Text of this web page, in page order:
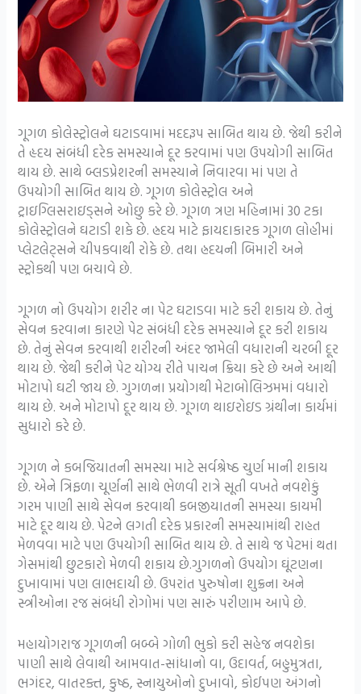
ગૂગળ કોલેસ્ટ્રોલને ઘટાડવામાં મદદરૂપ સાબિત થાય છે. જેથી કરીને
તે હૃદય સંબંધી દરેક સમસ્યાને દૂર કરવામાં પણ ઉપયોગી સાબિત
થાય છે. સાથે બ્લડપ્રેશરની સમસ્યાને નિવારવા માં પણ તે
ઉપયોગી સાબિત થાય છે. ગૂગળ કોલેસ્ટ્રોલ અને
ટ્રાઇગ્લિસરાઇડ્સને ઓછુ કરે છે. ગૂગળ ત્રણ મહિનામાં 30 ટકા
કોલેસ્ટ્રોલને ઘટાડી શકે છે. હ્રદય માટે ફાયદાકારક ગૂગળ લોહીમાં
પ્લેટલેટ્સને ચીપકવાથી રોકે છે. તથા હ્રદયની બિમારી અને
સ્ટ્રોકથી પણ બચાવે છે.
ગૂગળ નો ઉપયોગ શરીર ના પેટ ઘટાડવા માટે કરી શકાય છે. તેનું
સેવન કરવાના કારણે પેટ સંબંધી દરેક સમસ્યાને દૂર કરી શકાય
છે. તેનું સેવન કરવાથી શરીરની અંદર જામેલી વધારાની ચરબી દૂર
થાય છે. જેથી કરીને પેટ યોગ્ય રીતે પાચન ક્રિયા કરે છે અને આથી
મોટાપો ઘટી જાય છે. ગુગળના પ્રયોગથી મેટાબોલિઝમમાં વધારો
થાય છે. અને મોટાપો દૂર થાય છે. ગૂગળ થાઇરોઇડ ગ્રંથીના કાર્યમાં
સુધારો કરે છે.
ગૂગળ ને કબજિયાતની સમસ્યા માટે સર્વશ્રેષ્ઠ ચુર્ણ માની શકાય
છે. એને ત્રિફળા ચૂર્ણની સાથે ભેળવી રાત્રે સૂતી વખતે નવશેકું
ગરમ પાણી સાથે સેવન કરવાથી કબજીયાતની સમસ્યા કાયમી
માટે દૂર થાય છે. પેટને લગતી દરેક પ્રકારની સમસ્યામાંથી રાહત
મેળવવા માટે પણ ઉપયોગી સાબિત થાય છે. તે સાથે જ પેટમાં થતા
ગેસમાંથી છુટકારો મેળવી શકાય છે.ગુગળનો ઉપયોગ ઘૂંટણના
દુખાવામાં પણ લાભદાયી છે. ઉપરાંત પુરુષોના શુક્રના અને
સ્ત્રીઓના રજ સંબંધી રોગોમાં પણ સારું પરીણામ આપે છે.
મહાયોગરાજ ગૂગળની બબ્બે ગોળી ભુકો કરી સહેજ નવશેકા
પાણી સાથે લેવાથી આમવાત-સાંધાનો વા, ઉદાવર્ત, બહુમુત્રતા,
ભગંદર, વાતરક્ત, કુષ્ઠ, સ્નાયુઓનો દુખાવો, કોઈપણ અંગનો